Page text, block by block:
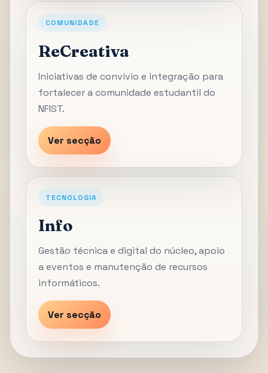
COMUNIDADE
ReCreativa
Iniciativas de convívio e integração para
fortalecer a comunidade estudantil do
NFIST.
Ver secção
TECNOLOGIA
Info
Gestão técnica e digital do núcleo, apoio
a eventos e manutenção de recursos
informáticos.
Ver secção